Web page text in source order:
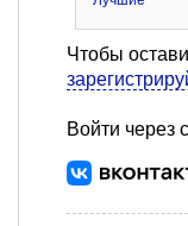
Чтобы
Войти через